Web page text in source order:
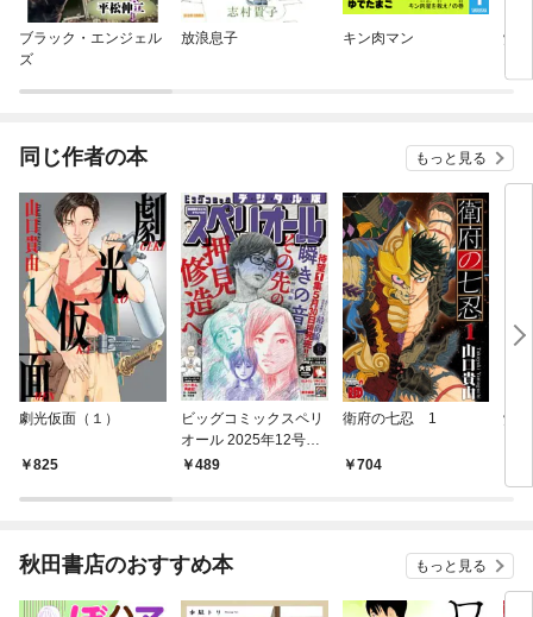
ブラック・エンジェル
ズ
放浪息子 キン肉マン 覚
同じ作者の本 もっと見る
劇光仮面（１）
825
ビッグコミックスペリ
オール 2025年12号
（2025年5月23日発
489
衛府の七忍 1
704
覚
秋田書店のおすすめ本 もっと見る